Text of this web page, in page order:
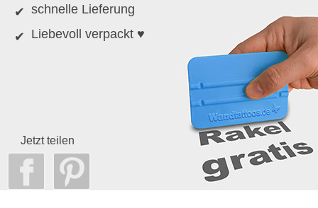
schnelle Lieferung
Liebevoll verpackt ♥
Jetzt teilen